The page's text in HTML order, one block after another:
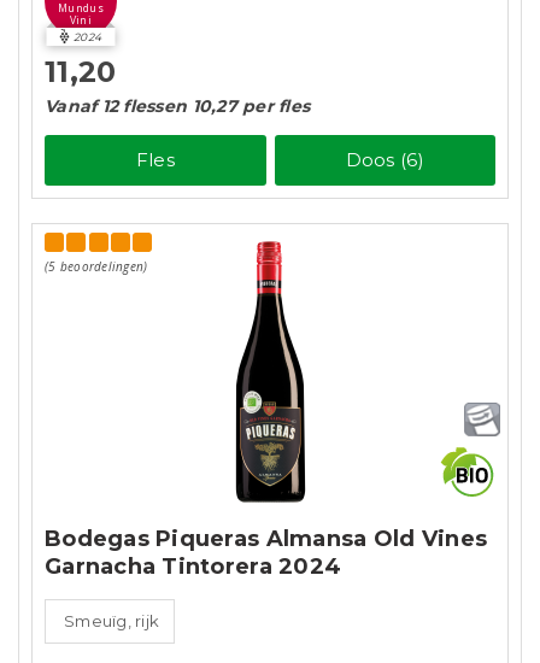
Mundus
Vini
2024
11,20
Vanaf 12 flessen 10,27 per fles
Fles Doos (6)
(5 beoordelingen)
Bodegas Piqueras Almansa Old Vines
Garnacha Tintorera 2024
Smeuïg, rijk